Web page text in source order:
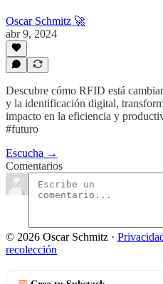
Oscar Schmitz 🚀
abr 9, 2024
Descubre cómo RFID está
y la identificación digital,
impacto en la eficiencia y
#futuro
Escucha →
Comentarios
© 2026 Oscar Schmitz ·
recolección